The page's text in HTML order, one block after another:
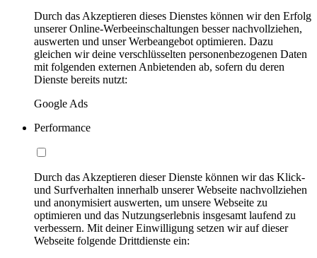
Durch das Akzeptieren dieses Dienstes können wir den Erfolg
unserer Online-Werbeeinschaltungen besser nachvollziehen,
auswerten und unser Werbeangebot optimieren. Dazu
gleichen wir deine verschlüsselten personenbezogenen Daten
mit folgenden externen Anbietenden ab, sofern du deren
Dienste bereits nutzt:
Google Ads
Performance
Durch das Akzeptieren dieser Dienste können wir das Klick-
und Surfverhalten innerhalb unserer Webseite nachvollziehen
und anonymisiert auswerten, um unsere Webseite zu
optimieren und das Nutzungserlebnis insgesamt laufend zu
verbessern. Mit deiner Einwilligung setzen wir auf dieser
Webseite folgende Drittdienste ein: